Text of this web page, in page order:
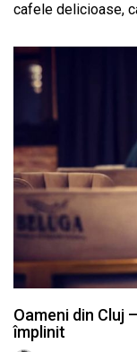
cafele delicioase,
Oameni din Cluj
împlinit